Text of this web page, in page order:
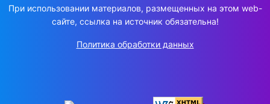
При использовании материалов, размещенных на этом web-
сайте, ссылка на источник обязательна!
Политика обработки данных